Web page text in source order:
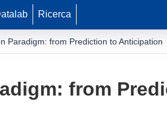
Ricerca
Paradigm: from Prediction to Anticipation
from